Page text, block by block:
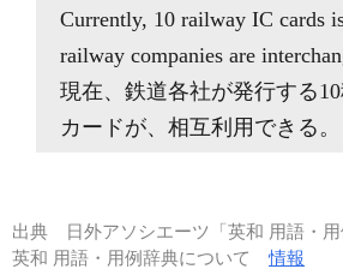
Currently, 10 railway IC cards
railway companies are
現在、鉄道各社が発行する
カードが、相互利用できる。
出典
日外アソシエーツ「英和 用語・用
英和 用語・用例辞典について情報